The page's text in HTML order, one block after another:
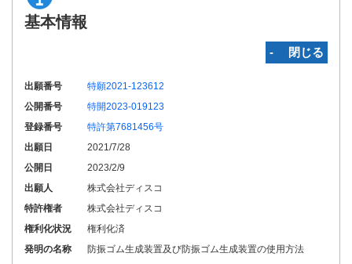
基本情報
‐ 閉じる
出願番号
特願2021-123612
公開番号
特開2023-019123
登録番号
特許第7681456号
出願日
2021/7/28
公開日
2023/2/9
出願人
株式会社ディスコ
特許権者
株式会社ディスコ
権利化状況
権利化済
発明の名称
防振ゴム生成装置及び防振ゴム生成装置の使用方法